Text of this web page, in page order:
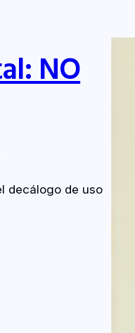
NO
decálogo de uso